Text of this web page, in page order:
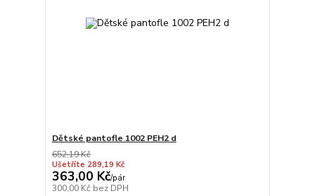
Dětské pantofle 1002 PEH2 d
652,19 Kč
Ušetříte 289,19 Kč
363,00 Kč/pár
300,00 Kč bez DPH